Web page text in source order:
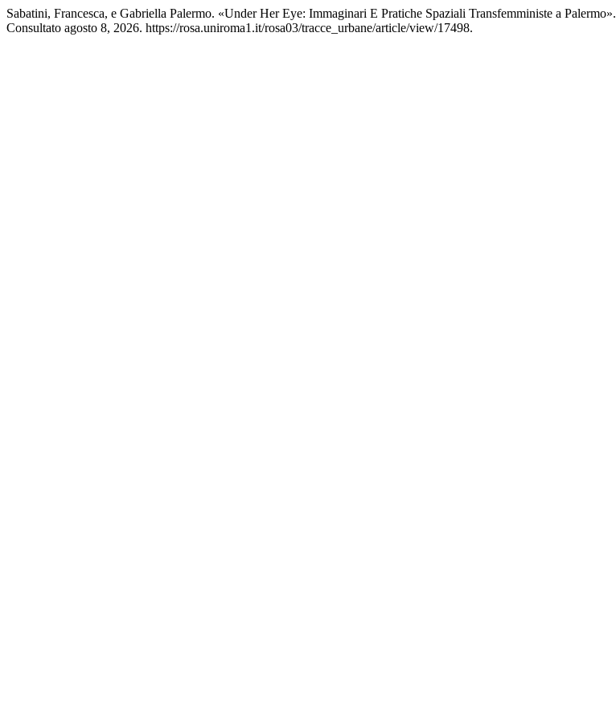
Sabatini, Francesca, e Gabriella Palermo. «Under Her Eye: Immaginari E Pratiche Spaziali Transfemministe a Palermo».
Consultato agosto 8, 2026. https://rosa.uniroma1.it/rosa03/tracce_urbane/article/view/17498.